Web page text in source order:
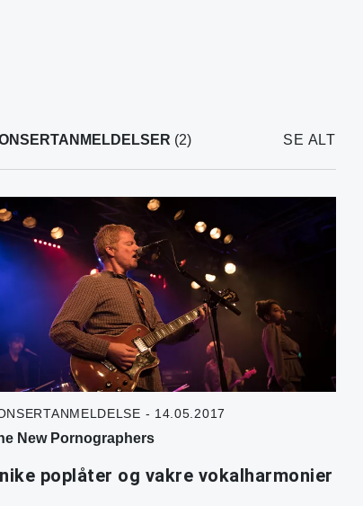
(2) SE ALT
- 14.05.2017
New Pornographers
poplåter og vakre vokalharmonier